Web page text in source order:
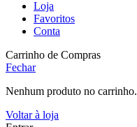
Loja
Favoritos
Conta
Carrinho de Compras
Fechar
Nenhum produto no carrinho.
Voltar à loja